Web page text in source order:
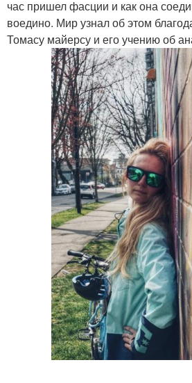
час пришел фасции и как она
воедино. Мир узнал об этом
Томасу майерсу и его учению об